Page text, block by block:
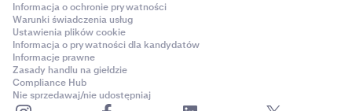
Informacja o ochronie prywatności
Warunki świadczenia usług
Ustawienia plików cookie
Informacja o prywatności dla kandydatów
Informacje prawne
Zasady handlu na giełdzie
Compliance Hub
Nie sprzedawaj/nie udostępniaj